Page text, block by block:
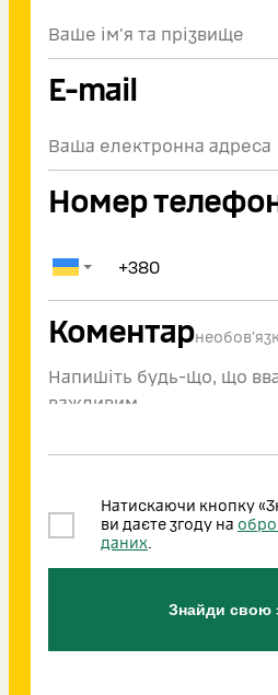
E-mail
Номер
Коментар
Натискаючи кнопку
ви даєте згоду на
даних.
Знайди свою